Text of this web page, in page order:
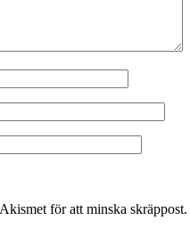
för att minska skräppost.